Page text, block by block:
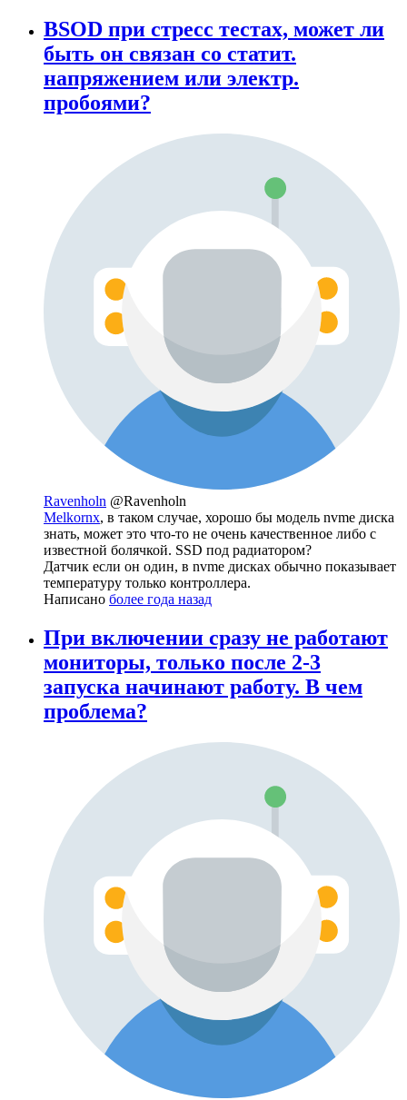
BSOD при стресс тестах, может ли
быть он связан со статит.
напряжением или электр.
пробоями?
Ravenholn @Ravenholn
Melkornx, в таком случае, хорошо бы модель nvme диска
знать, может это что-то не очень качественное либо с
известной болячкой. SSD под радиатором?
Датчик если он один, в nvme дисках обычно показывает
температуру только контроллера.
Написано более года назад
При включении сразу не работают
мониторы, только после 2-3
запуска начинают работу. В чем
проблема?